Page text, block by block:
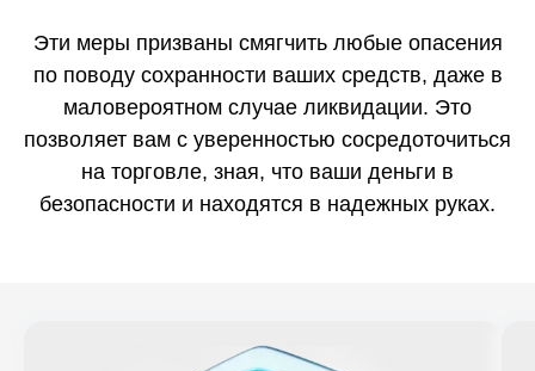
Эти меры призваны смягчить любые опасения
по поводу сохранности ваших средств, даже в
маловероятном случае ликвидации. Это
позволяет вам с уверенностью сосредоточиться
на торговле, зная, что ваши деньги в
безопасности и находятся в надежных руках.